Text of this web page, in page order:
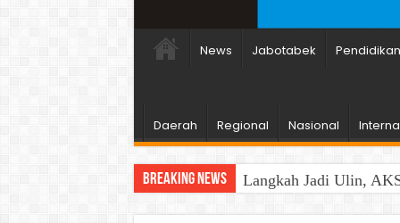
News Jabotabek Pendidikan
Daerah Regional Nasional
Breaking News Langkah Jadi Ulin,